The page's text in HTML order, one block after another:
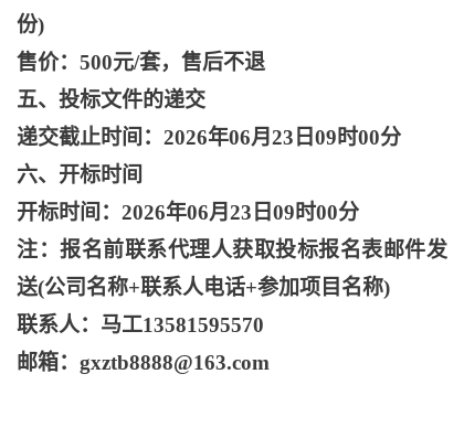
份)
售价： 500元/套，售后不退
五、投标文件的递交
递交截止时间： 2026年06月23日09时00分
六、开标时间
开标时间： 2026年06月23日09时00分
注：报名前联系代理人获取投标报名表邮件发
送(公司名称+联系人电话+参加项目名称)
联系人：马工13581595570
邮箱： gxztb8888@163.com